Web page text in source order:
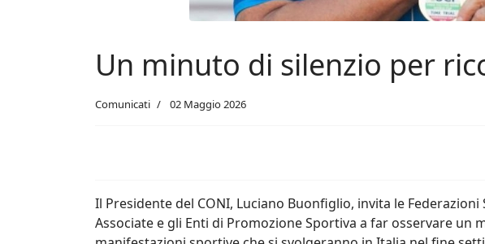
Un minuto di silenzio per
Comunicati 02 Maggio 2026
Il Presidente del CONI, Luciano Buonfiglio, invita le
Associate e gli Enti di Promozione Sportiva a far osservare un